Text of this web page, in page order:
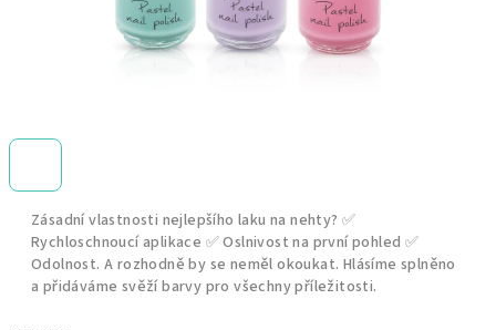
Zásadní vlastnosti nejlepšího laku na nehty? ✅
Rychloschnoucí aplikace ✅ Oslnivost na první pohled ✅
Odolnost. A rozhodně by se neměl okoukat. Hlásíme splněno
a přidáváme svěží barvy pro všechny příležitosti.